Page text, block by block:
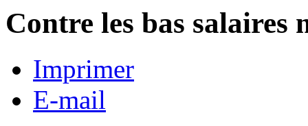
Contre les bas salaires
Imprimer
E-mail